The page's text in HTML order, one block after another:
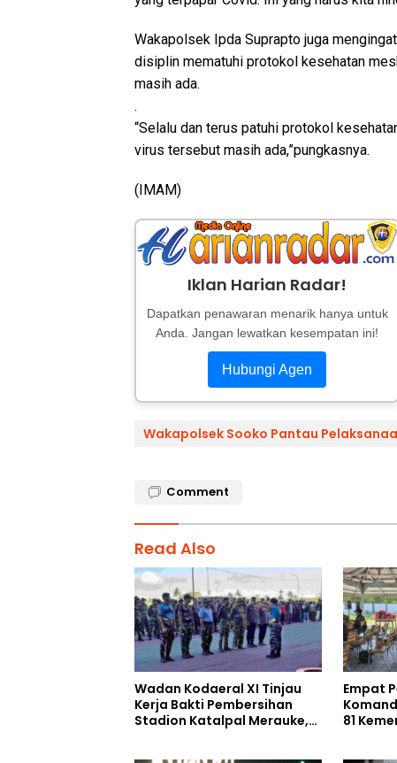
Wakapolsek Ipda Suprapto juga
disiplin mematuhi protokol kesehatan
masih ada.
.
“Selalu dan terus patuhi protokol
virus tersebut masih ada,”pungkasnya.
(IMAM)
Iklan Harian Radar!
Dapatkan penawaran menarik hanya untuk
Anda. Jangan lewatkan kesempatan ini!
Hubungi Agen
Wakapolsek Sooko Pantau
Comment
Read Also
Wadan Kodaeral XI Tinjau
Kerja Bakti Pembersihan
Stadion Katalpal Merauke,
Empat
81